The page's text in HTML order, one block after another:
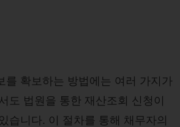
를 확보하는 방법에는 여러 가지가
도 법원을 통한 재산조회 신청이
습니다. 이 절차를 통해 채무자의